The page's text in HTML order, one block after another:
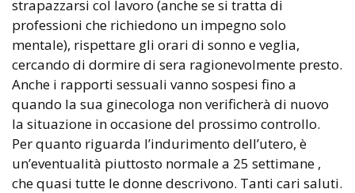
strapazzarsi col lavoro (anche se si tratta di
professioni che richiedono un impegno solo
mentale), rispettare gli orari di sonno e veglia,
cercando di dormire di sera ragionevolmente presto.
Anche i rapporti sessuali vanno sospesi fino a
quando la sua ginecologa non verificherà di nuovo
la situazione in occasione del prossimo controllo.
Per quanto riguarda l’indurimento dell’utero, è
un’eventualità piuttosto normale a 25 settimane ,
che quasi tutte le donne descrivono. Tanti cari saluti.